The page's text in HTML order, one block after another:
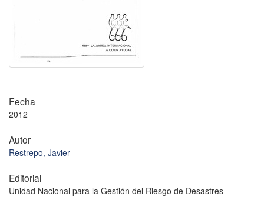
Fecha
2012
Autor
Restrepo, Javier
Editorial
Unidad Nacional para la Gestión del Riesgo de Desastres